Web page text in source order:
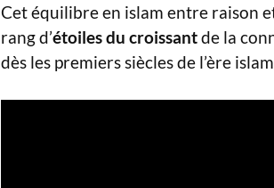
Cet équilibre en islam entre raison
rang d’étoiles du croissantde la
dès les premiers siècles de l’ère